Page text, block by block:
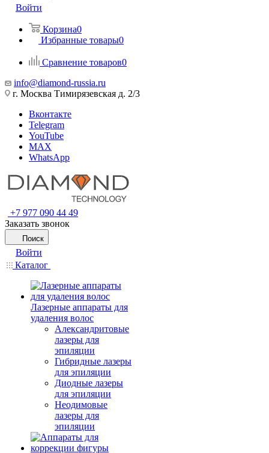
Войти
Корзина0
Избранные товары0
Сравнение товаров0
info@diamond-russia.ru
г. Москва Тимирязевская д. 2/3
Вконтакте
Telegram
YouTube
MAX
WhatsApp
+7 977 090 44 49
Заказать звонок
Поиск
Войти
Каталог
Лазерные аппараты для
удаления волос
Александритовые
лазеры для
эпиляции
Гибридные лазеры
для эпиляции
Диодные лазеры
для эпиляции
Неодимовые
лазеры для
эпиляции